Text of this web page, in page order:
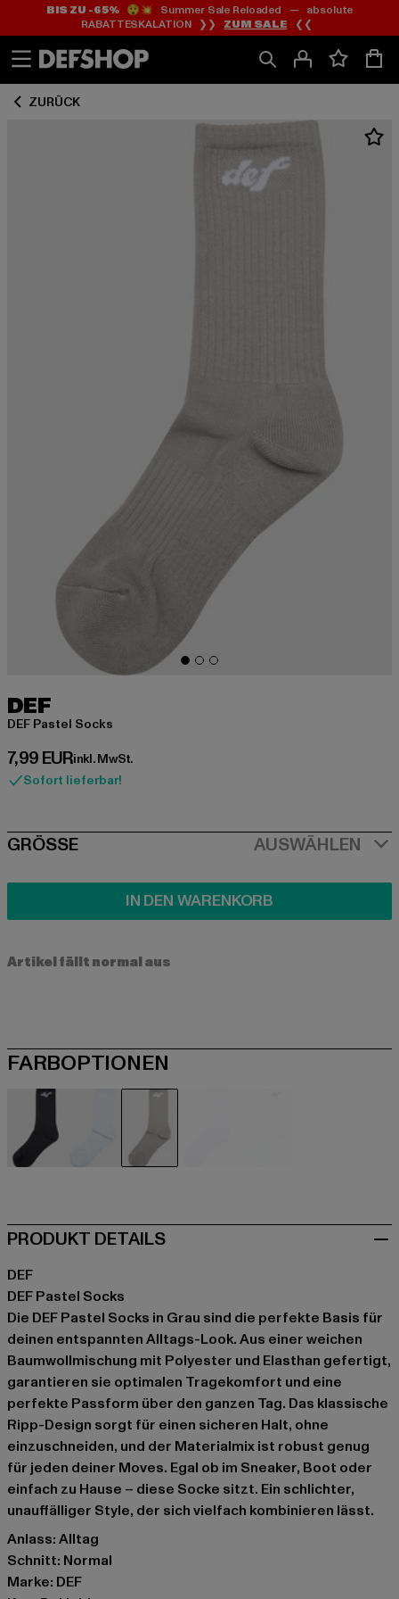
Zum
Inhalt
springen
Zum
Fußzeile
springen
BIS ZU -65%😲💥 Summer Sale Reloaded — absolute
RABATTESKALATION ❯❯ ZUM SALE ❮❮
ZURÜCK
DEF
DEF Pastel Socks
7,99 EUR
Derzeitiger Preis: 7,99 EUR
inkl. MwSt.
Sofort lieferbar!
SIZE
GRÖSSE AUSWÄHLEN
IN DEN WARENKORB
Artikel fällt normal aus
FARBOPTIONEN
PRODUKT DETAILS
DEF
DEF Pastel Socks
Die DEF Pastel Socks in Grau sind die perfekte Basis für
deinen entspannten Alltags-Look. Aus einer weichen
Baumwollmischung mit Polyester und Elasthan gefertigt,
garantieren sie optimalen Tragekomfort und eine
perfekte Passform über den ganzen Tag. Das klassische
Ripp-Design sorgt für einen sicheren Halt, ohne
einzuschneiden, und der Materialmix ist robust genug
für jeden deiner Moves. Egal ob im Sneaker, Boot oder
einfach zu Hause – diese Socke sitzt. Ein schlichter,
unauffälliger Style, der sich vielfach kombinieren lässt.
Anlass: Alltag
Schnitt: Normal
Marke: DEF